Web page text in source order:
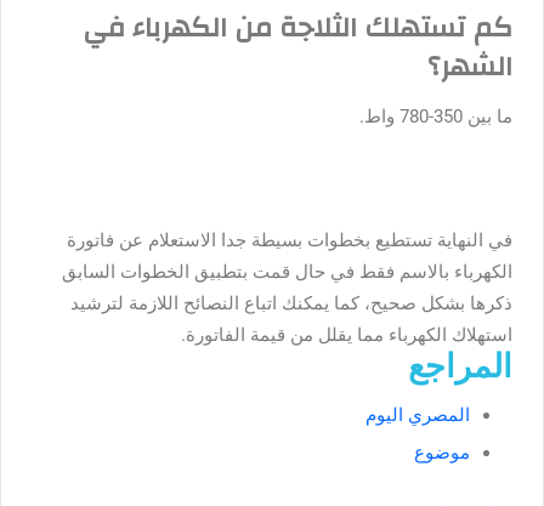
كم تستهلك الثلاجة من الكهرباء في
الشهر؟
ما بين 350-780 واط.
في النهاية تستطيع بخطوات بسيطة جدا الاستعلام عن فاتورة
الكهرباء بالاسم فقط في حال قمت بتطبيق الخطوات السابق
ذكرها بشكل صحيح، كما يمكنك اتباع النصائح اللازمة لترشيد
استهلاك الكهرباء مما يقلل من قيمة الفاتورة.
المراجع
المصري اليوم
موضوع